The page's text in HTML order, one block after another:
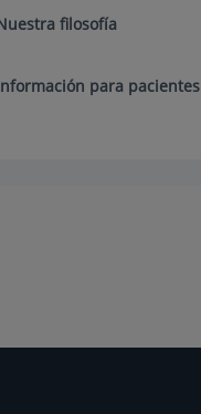
filosofía
para pacientes